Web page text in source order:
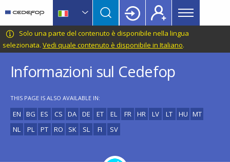
main
content
language
switcher
CEDEFOP
European
Centre
for
the
Development
Vocational
Training
Main
menu
Topbar
Solo una parte del contenuto è disponibile nella lingua
selezionata. Vedi quale contenuto è disponibile in Italiano.
Informazioni sul Cedefop
THIS PAGE IS ALSO AVAILABLE IN:
EN BG ES CS DA DE ET EL FR HR LV LT HU MT
NL
PL PT RO SK SL FI SV